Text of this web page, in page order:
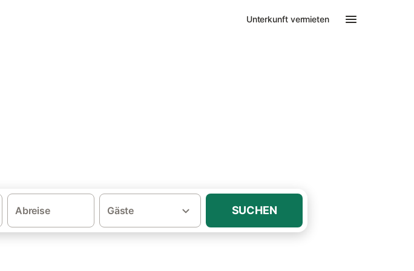
Unterkunft vermieten
Abreise Gäste SUCHEN